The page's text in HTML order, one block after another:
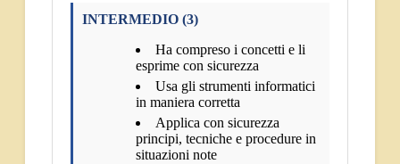
INTERMEDIO (3)
Ha compreso i concetti e li
esprime con sicurezza
Usa gli strumenti informatici
in maniera corretta
Applica con sicurezza
principi, tecniche e procedure in
situazioni note